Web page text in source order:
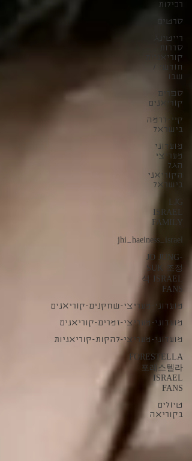
רכילות
סרטים
רייטינג
סדרות
קוריאניות
חודשי /
שבו
ספרים
קוריאנים
קיי-דרמה
בישראל
מועדוני
מעריצי
הגל
הקוריאני
בישראל
LJG
ISRAEL
FAMILY
jhi_haeiness_israel
JO JUNG-
SUK 조정
석 ISRAEL
FANS
מועדוני-מעריצי-שחקנים-קוריאנים
מועדוני-מעריצי-זמרים-קוריאנים
מועדוני-מעריצי-להקות-קוריאניות
FORESTELLA
포레스텔라
ISRAEL
FANS
טיולים
בקוריאה